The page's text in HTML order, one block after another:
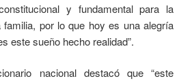
y fundamental para la
por lo que hoy es una alegría
este sueño hecho realidad”.
nacional destacó que “este